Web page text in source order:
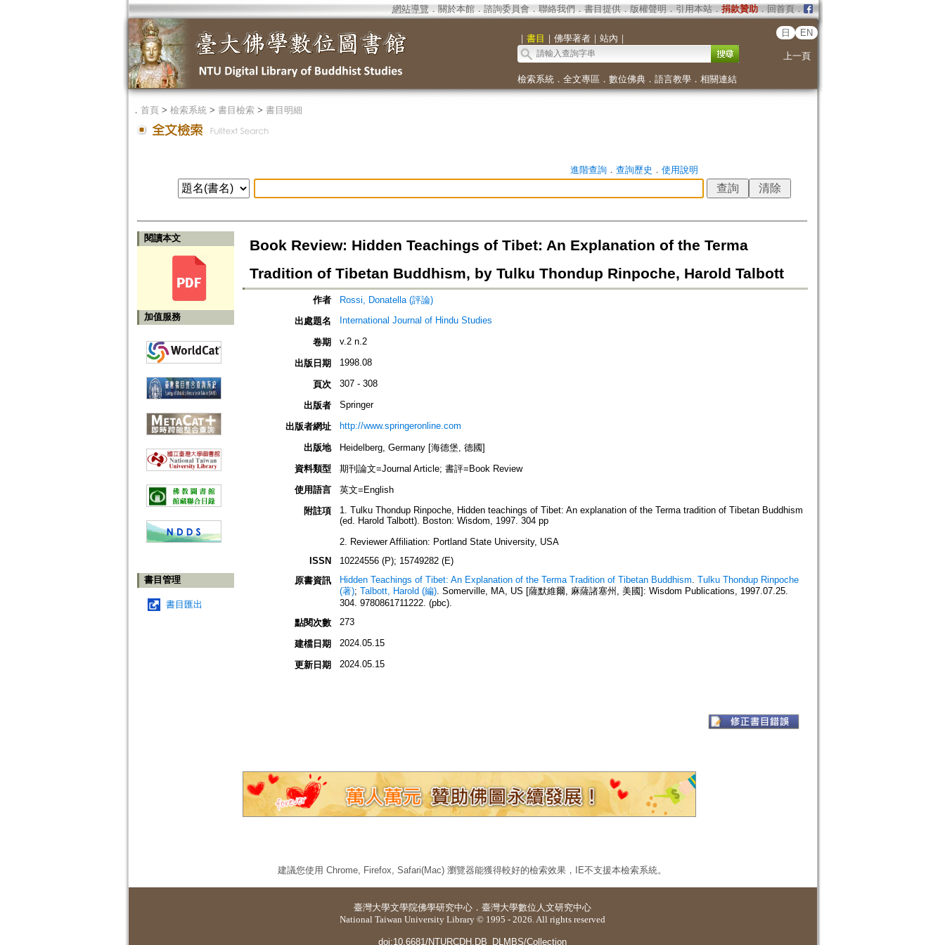
網站導覽 ． 關於本館． 諮詢委員會． 聯絡我們 ． 書目提供． 版權聲明 ． 引用本站． 捐款贊助．回首頁．
｜ 書目 ｜ 佛學著者｜ 站內 ｜
日 EN
上一頁
檢索系統． 全文專區 ． 數位佛典． 語言教學． 相關連結
． 首頁> 檢索系統> 書目檢索> 書目明細
進階查詢． 查詢歷史 ． 使用說明
閱讀本文
加值服務
書目管理
書目匯出
Book Review: Hidden Teachings of Tibet: An Explanation of the Terma
Tradition of Tibetan Buddhism, by Tulku Thondup Rinpoche, Harold Talbott
作者
Rossi, Donatella (評論)
出處題名
International Journal of Hindu Studies
卷期 v.2 n.2
出版日期 1998.08
頁次 307 - 308
出版者 Springer
出版者網址 http://www.springeronline.com
出版地
Heidelberg, Germany [海德堡, 德國]
資料類型
期刊論文=Journal Article; 書評=Book Review
使用語言
英文=English
附註項
1. Tulku Thondup Rinpoche, Hidden teachings of Tibet: An explanation of the Terma tradition of Tibetan Buddhism
(ed. Harold Talbott). Boston: Wisdom, 1997. 304 pp
2. Reviewer Affiliation: Portland State University, USA
ISSN
10224556 (P); 15749282 (E)
原書資訊
Hidden Teachings of Tibet: An Explanation of the Terma Tradition of Tibetan Buddhism. Tulku Thondup Rinpoche
(著); Talbott, Harold (編). Somerville, MA, US [薩默維爾, 麻薩諸塞州, 美國]: Wisdom Publications, 1997.07.25.
304. 9780861711222. (pbc).
點閱次數
273
建檔日期 2024.05.15
更新日期 2024.05.15
建議您使用 Chrome, Firefox, Safari(Mac) 瀏覽器能獲得較好的檢索效果，IE不支援本檢索系統。
臺灣大學文學院佛學研究中心 ． 臺灣大學數位人文研究中心
National Taiwan University Library © 1995 - 2026. All rights reserved
doi:10.6681/NTURCDH.DB_DLMBS/Collection